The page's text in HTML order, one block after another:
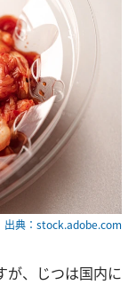
出典：stock.adobe.com
が、じつは国内に